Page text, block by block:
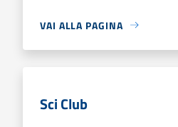
VAI ALLA PAGINA
Sci Club